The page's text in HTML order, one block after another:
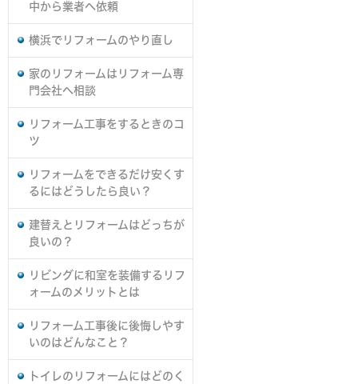
中から業者へ依頼
横浜でリフォームのやり直し
家のリフォームはリフォーム専
門会社へ相談
リフォーム工事をするときのコ
ツ
リフォームをできるだけ安くす
るにはどうしたら良い？
建替えとリフォームはどっちが
良いの？
リビングに和室を装備するリフ
ォームのメリットとは
リフォーム工事後に後悔しやす
いのはどんなこと？
トイレのリフォームにはどのく